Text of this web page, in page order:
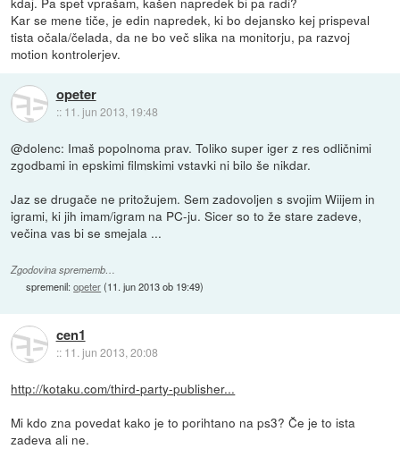
Kar se mene tiče, je edin napredek, ki bo dejansko kej prispeval
tista očala/čelada, da ne bo več slika na monitorju, pa razvoj
motion kontrolerjev.
opeter
:: 11. jun 2013, 19:48
@dolenc: Imaš popolnoma prav. Toliko super iger z res odličnimi
zgodbami in epskimi filmskimi vstavki ni bilo še nikdar.
Jaz se drugače ne pritožujem. Sem zadovoljen s svojim Wiijem in
igrami, ki jih imam/igram na PC-ju. Sicer so to že stare zadeve,
večina vas bi se smejala ...
Zgodovina sprememb…
spremenil:opeter(11. jun 2013 ob 19:49)
cen1
:: 11. jun 2013, 20:08
http://kotaku.com/third-party-publisher...
Mi kdo zna povedat kako je to porihtano na ps3? Če je to ista
zadeva ali ne.